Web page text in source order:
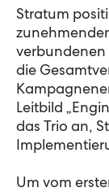
Stratum
verbundenen
die
Leitbild
das Trio an,
Um vom